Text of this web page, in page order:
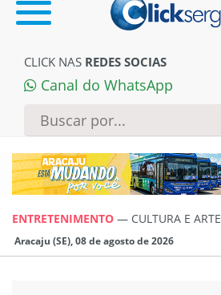
CLICK NAS REDES SOCIAS
Canal do WhatsApp
ENTRETENIMENTO — CULTURA E ARTE
Aracaju (SE), 08 de agosto de 2026